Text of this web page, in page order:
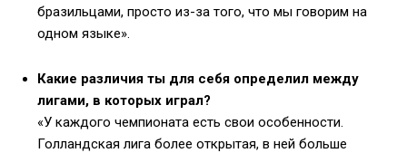
бразильцами, просто из-за того, что мы говорим на
одном языке».
Какие различия ты для себя определил между
лигами, в которых играл?
«У каждого чемпионата есть свои особенности.
Голландская лига более открытая, в ней больше